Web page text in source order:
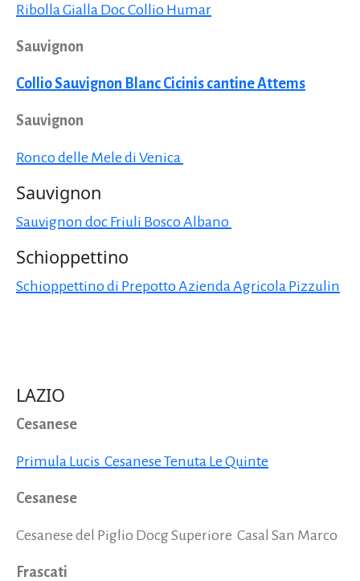
Ribolla Gialla Doc Collio Humar
Sauvignon
Collio Sauvignon Blanc Cicinis cantine Attems
Sauvignon
Ronco delle Mele di Venica
Sauvignon
Sauvignon doc Friuli Bosco Albano
Schioppettino
Schioppettino di Prepotto Azienda Agricola Pizzulin
LAZIO
Cesanese
Primula Lucis Cesanese Tenuta Le Quinte
Cesanese
Cesanese del Piglio Docg Superiore Casal San Marco
Frascati